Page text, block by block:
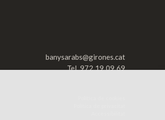
banysarabs@girones.cat
Tel. 972 19 09 69